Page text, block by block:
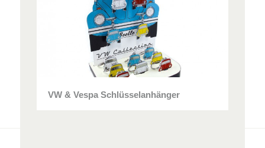
VW & Vespa Schlüsselanhänger